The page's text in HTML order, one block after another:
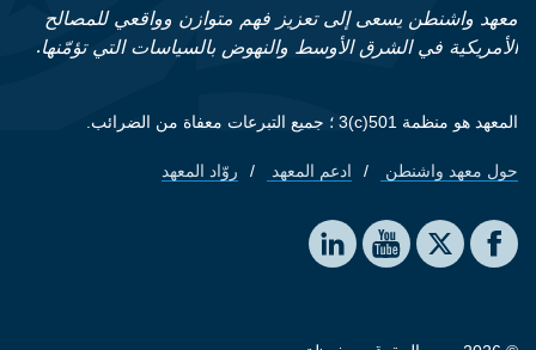
معهد واشنطن يسعى إلى تعزيز فهم متوازن وواقعي للمصالح
الأمريكية في الشرق الأوسط والنهوض بالسياسات التي تؤمّنها.
المعهد هو منظمة 501(c)3 ؛ جميع التبرعات معفاة من الضرائب.
Footer quick links
حول معهد واشنطن ادعم المعهد روّاد المعهد
Social media
The Washington Institute on Facebook
The Washington Institute on X
The Washington Institute on YouTube
The Washington Institute on LinkedIn